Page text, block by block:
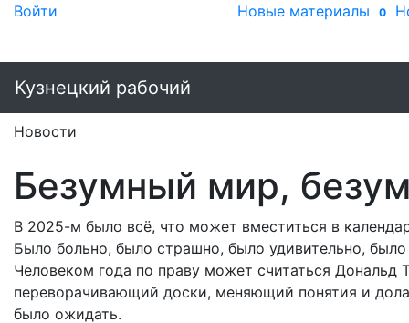
Войти Новые материалы 0
Кузнецкий рабочий
Новости
Безумный мир,
В 2025-м было всё, что может вместиться в
Было больно, было страшно, было удивительно,
Человеком года по праву может считаться Дональд
переворачивающий доски, меняющий понятия и
было ожидать.